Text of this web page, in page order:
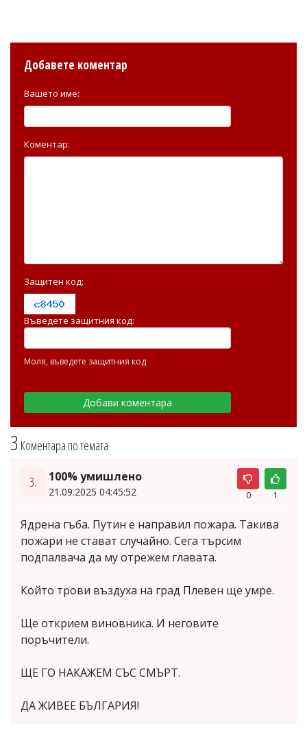
3 Коментара по темата
3. 100% умишлено
21.09.2025 04:45:52 0 1
Ядрена гъба. Путин е направил пожара. Такива
пожари не стават случайно. Сега търсим
подпалвача да му отрежем главата.
Който трови въздуха на град Плевен ще умре.
Ще открием виновника. И неговите
поръчители.
ЩЕ ГО НАКАЖЕМ СЪС СМЪРТ.
ДА ЖИВЕЕ БЪЛГАРИЯ!
Добавете коментар
Вашето име:
Коментар:
Защитен код:
Въведете защитния код:
Моля, въведете защитния код